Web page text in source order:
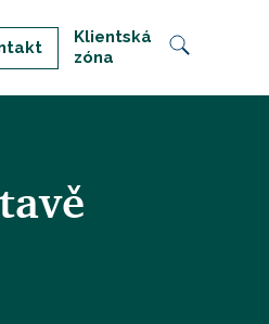
Klientská
zóna